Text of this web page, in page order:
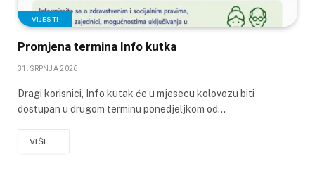
VIJESTI
Promjena termina Info kutka
31. SRPNJA 2026.
Dragi korisnici, Info kutak će u mjesecu kolovozu biti
dostupan u drugom terminu ponedjeljkom od…
VIŠE...